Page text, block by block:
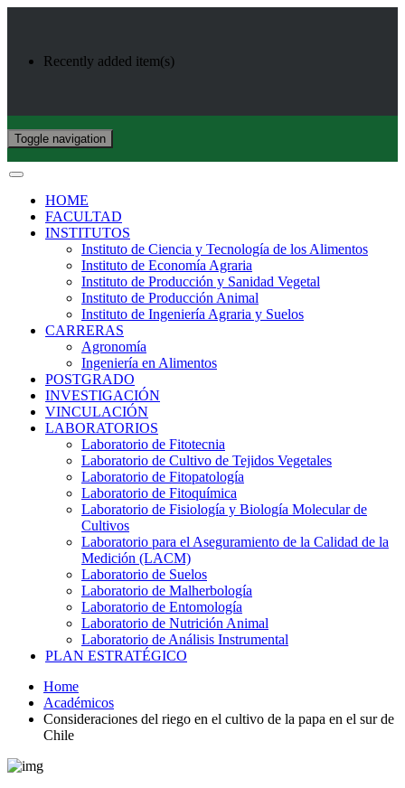
Recently added item(s)
Toggle navigation
HOME
FACULTAD
INSTITUTOS
Instituto de Ciencia y Tecnología de los Alimentos
Instituto de Economía Agraria
Instituto de Producción y Sanidad Vegetal
Instituto de Producción Animal
Instituto de Ingeniería Agraria y Suelos
CARRERAS
Agronomía
Ingeniería en Alimentos
POSTGRADO
INVESTIGACIÓN
VINCULACIÓN
LABORATORIOS
Laboratorio de Fitotecnia
Laboratorio de Cultivo de Tejidos Vegetales
Laboratorio de Fitopatología
Laboratorio de Fitoquímica
Laboratorio de Fisiología y Biología Molecular de
Cultivos
Laboratorio para el Aseguramiento de la Calidad de la
Medición (LACM)
Laboratorio de Suelos
Laboratorio de Malherbología
Laboratorio de Entomología
Laboratorio de Nutrición Animal
Laboratorio de Análisis Instrumental
PLAN ESTRATÉGICO
Home
Académicos
Consideraciones del riego en el cultivo de la papa en el sur de
Chile